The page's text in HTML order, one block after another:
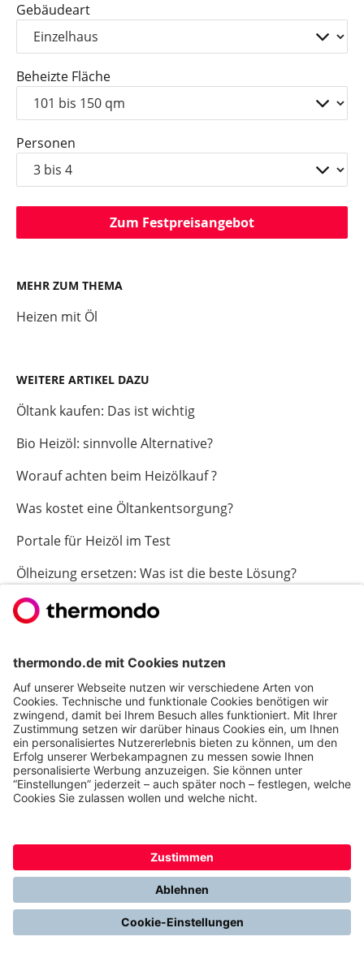
Gebäudeart
Beheizte Fläche
Personen
Zum Festpreisangebot
MEHR ZUM THEMA
Heizen mit Öl
WEITERE ARTIKEL DAZU
Öltank kaufen: Das ist wichtig
Bio Heizöl: sinnvolle Alternative?
Worauf achten beim Heizölkauf ?
Was kostet eine Öltankentsorgung?
Portale für Heizöl im Test
Ölheizung ersetzen: Was ist die beste Lösung?
Ölheizung Kosten
Aufbau & Funktion Ölheizung
Wärmepumpe ab 8.700 € nach
Förderung
Zum Festpreisangebot
Hervorragend